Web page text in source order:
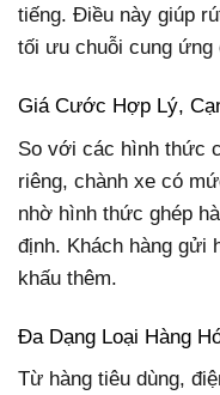
tiếng. Điều này giúp
tối ưu chuỗi cung ứng
Giá Cước Hợp Lý,
So với các hình thức
riêng, chành xe có
nhờ hình thức ghép
định. Khách hàng gửi
khấu thêm.
Đa Dạng Loại Hàng
Từ hàng tiêu dùng,